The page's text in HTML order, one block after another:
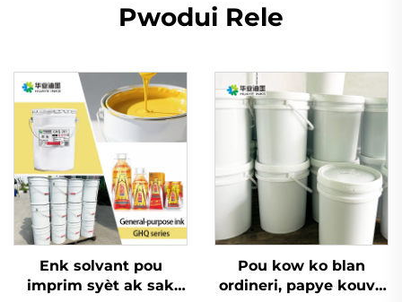
Pwodui Rele
Enk solvant pou
imprim syèt ak sak
Pou kow ko blan
ordineri, papye kouvè